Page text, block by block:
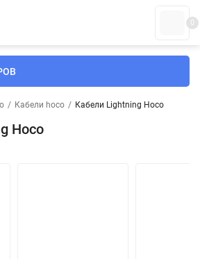
0
/ Кабели hoco / Кабели Lightning Hoco
Hoco